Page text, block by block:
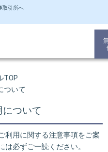
取引所へ
TOP
ついて
ついて
利用に関する注意事項をご案
必ずご一読ください。